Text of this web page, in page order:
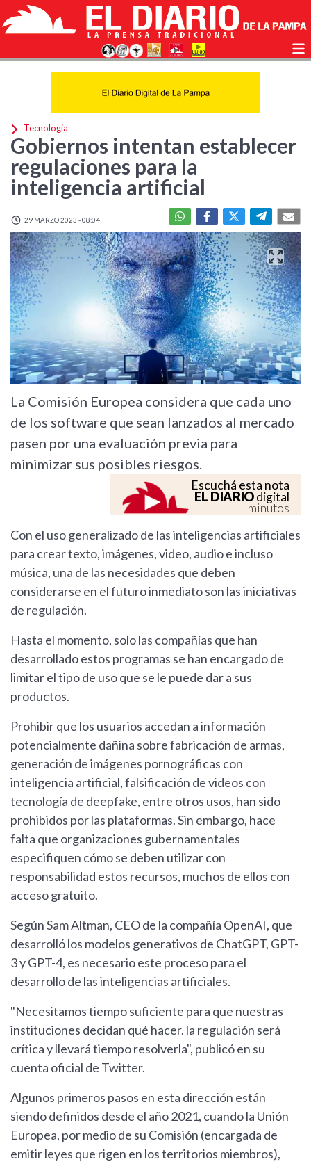
Tecnologia
Gobiernos intentan establecer
regulaciones para la
inteligencia artificial
29 MARZO 2023 - 08:04
La Comisión Europea considera que cada uno
de los software que sean lanzados al mercado
pasen por una evaluación previa para
minimizar sus posibles riesgos.
Escuchá esta nota
EL DIARIOdigital
minutos
Con el uso generalizado de las inteligencias artificiales
para crear texto, imágenes, video, audio e incluso
música, una de las necesidades que deben
considerarse en el futuro inmediato son las iniciativas
de regulación.
Hasta el momento, solo las compañías que han
desarrollado estos programas se han encargado de
limitar el tipo de uso que se le puede dar a sus
productos.
Prohibir que los usuarios accedan a información
potencialmente dañina sobre fabricación de armas,
generación de imágenes pornográficas con
inteligencia artificial, falsificación de videos con
tecnología de deepfake, entre otros usos, han sido
prohibidos por las plataformas. Sin embargo, hace
falta que organizaciones gubernamentales
especifiquen cómo se deben utilizar con
responsabilidad estos recursos, muchos de ellos con
acceso gratuito.
Según Sam Altman, CEO de la compañía OpenAI, que
desarrolló los modelos generativos de ChatGPT, GPT-
3 y GPT-4, es necesario este proceso para el
desarrollo de las inteligencias artificiales.
"Necesitamos tiempo suficiente para que nuestras
instituciones decidan qué hacer. la regulación será
crítica y llevará tiempo resolverla", publicó en su
cuenta oficial de Twitter.
Algunos primeros pasos en esta dirección están
siendo definidos desde el año 2021, cuando la Unión
Europea, por medio de su Comisión (encargada de
emitir leyes que rigen en los territorios miembros),